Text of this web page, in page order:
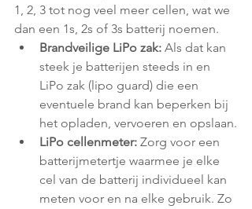
1, 2, 3 tot nog veel meer cellen, wat we
dan een 1s, 2s of 3s batterij noemen.
Brandveilige LiPo zak: Als dat kan
steek je batterijen steeds in en
LiPo zak (lipo guard) die een
eventuele brand kan beperken bij
het opladen, vervoeren en opslaan.
LiPo cellenmeter: Zorg voor een
batterijmetertje waarmee je elke
cel van de batterij individueel kan
meten voor en na elke gebruik. Zo